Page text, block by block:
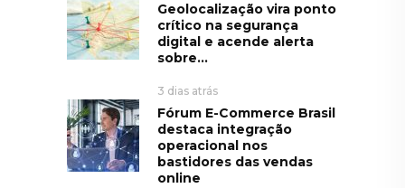
Geolocalização vira ponto
crítico na segurança
digital e acende alerta
sobre...
3 dias atrás
Fórum E-Commerce Brasil
destaca integração
operacional nos
bastidores das vendas
online